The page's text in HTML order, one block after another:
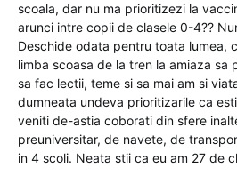
scoala, dar nu ma prioritizezi la
arunci intre copii de clasele 0-4??
Deschide odata pentru toata lumea,
limba scoasa de la tren la amiaza sa
sa fac lectii, teme si sa mai am si
dumneata undeva prioritizarile ca
veniti de-astia coborati din sfere
preuniversitar, de navete, de
in 4 scoli. Neata stii ca eu am 27 de